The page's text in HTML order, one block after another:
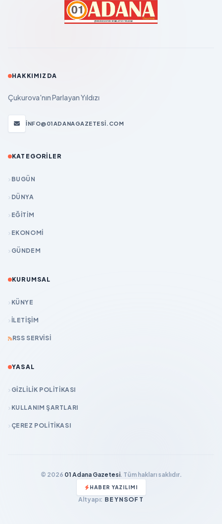
HAKKIMIZDA
Çukurova'nın Parlayan Yıldızı
INFO@01ADANAGAZETESI.COM
KATEGORILER
BUGÜN
DÜNYA
EĞİTİM
EKONOMİ
GÜNDEM
KURUMSAL
KÜNYE
İLETIŞIM
RSS SERVISI
YASAL
GIZLILIK POLITIKASI
KULLANIM ŞARTLARI
ÇEREZ POLITIKASI
© 2026 01 Adana Gazetesi. Tüm hakları saklıdır.
HABER YAZILIMI
Altyapı: BEYNSOFT